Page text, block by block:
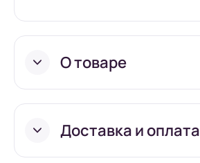
О товаре
Доставка и оплата